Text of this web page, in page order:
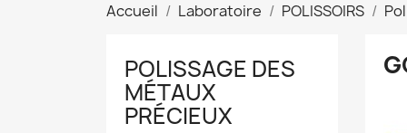
Accueil Laboratoire POLISSOIRS
POLISSAGE DES
MÉTAUX
PRÉCIEUX